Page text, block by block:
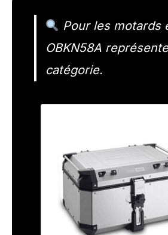
Pour les motards
OBKN58A
catégorie.